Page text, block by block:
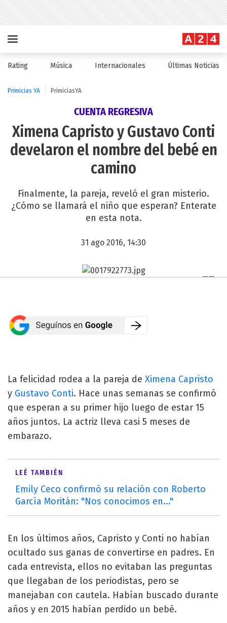
Rating Música Internacionales Últimas Noticias
Primicias YA PrimiciasYA
CUENTA REGRESIVA
Ximena Capristo y Gustavo Conti
develaron el nombre del bebé en
camino
Finalmente, la pareja, reveló el gran misterio.
¿Cómo se llamará el niño que esperan? Enterate
en esta nota.
31 ago 2016, 14:30
La felicidad rodea a la pareja de Ximena Capristo
y Gustavo Conti. Hace unas semanas se confirmó
que esperan a su primer hijo luego de estar 15
años juntos. La actriz lleva casi 5 meses de
embarazo.
LEÉ TAMBIÉN
Emily Ceco confirmó su relación con Roberto
García Moritán: "Nos conocimos en..."
En los últimos años, Capristo y Conti no habían
ocultado sus ganas de convertirse en padres. En
cada entrevista, ellos no evitaban las preguntas
que llegaban de los periodistas, pero se
manejaban con cautela. Habían buscado durante
años y en 2015 habían perdido un bebé.